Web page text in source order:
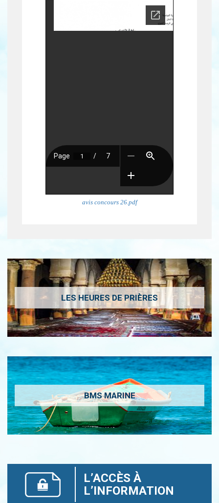
avis concours 26.pdf
LES HEURES DE PRIÈRES
BMS MARINE
L’ACCÈS À
L’INFORMATION